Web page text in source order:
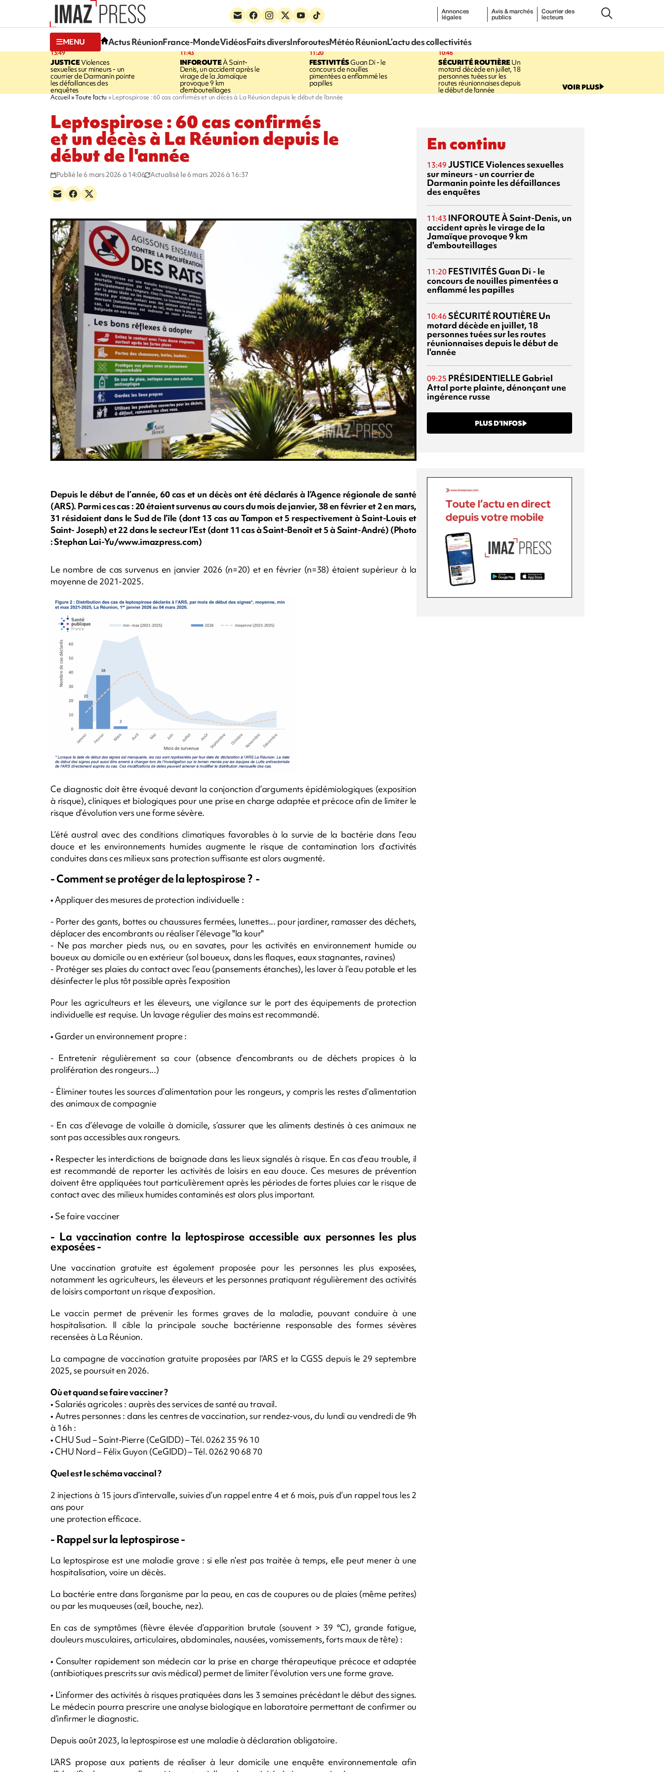
Annonces
légales
Avis & marchés
publics
Courrier des
lecteurs
MENU Actus RéunionFrance-MondeVidéosFaits diversInforoutesMétéo RéunionL’actu des collectivités
13:49
JUSTICEViolences
sexuelles sur mineurs - un
courrier de Darmanin pointe
les défaillances des
enquêtes
11:43
INFOROUTEÀ Saint-
Denis, un accident après le
virage de la Jamaïque
provoque 9 km
d'embouteillages
11:20
FESTIVITÉSGuan Di - le
concours de nouilles
pimentées a enflammé les
papilles
10:46
SÉCURITÉ ROUTIÈREUn
motard décède en juillet, 18
personnes tuées sur les
routes réunionnaises depuis
le début de l'année VOIR PLUS
Accueil Toute l'actu Leptospirose : 60 cas confirmés et un décès à La Réunion depuis le début de l'année
Leptospirose : 60 cas confirmés
et un décès à La Réunion depuis le
début de l'année
Publié le 6 mars 2026 à 14:06 Actualisé le 6 mars 2026 à 16:37
Depuis le début de l’année, 60 cas et un décès ont été déclarés à l’Agence régionale de santé
(ARS). Parmi ces cas : 20 étaient survenus au cours du mois de janvier, 38 en février et 2 en mars,
31 résidaient dans le Sud de l’île (dont 13 cas au Tampon et 5 respectivement à Saint-Louis et
Saint- Joseph) et 22 dans le secteur l’Est (dont 11 cas à Saint-Benoît et 5 à Saint-André) (Photo
: Stephan Lai-Yu/www.imazpress.com)
Le nombre de cas survenus en janvier 2026 (n=20) et en février (n=38) étaient supérieur à la
moyenne de 2021-2025.
Ce diagnostic doit être évoqué devant la conjonction d’arguments épidémiologiques (exposition
à risque), cliniques et biologiques pour une prise en charge adaptée et précoce afin de limiter le
risque d’évolution vers une forme sévère.
L’été austral avec des conditions climatiques favorables à la survie de la bactérie dans l’eau
douce et les environnements humides augmente le risque de contamination lors d’activités
conduites dans ces milieux sans protection suffisante est alors augmenté.
- Comment se protéger de la leptospirose ? -
• Appliquer des mesures de protection individuelle :
- Porter des gants, bottes ou chaussures fermées, lunettes... pour jardiner, ramasser des déchets,
déplacer des encombrants ou réaliser l’élevage "la kour"
- Ne pas marcher pieds nus, ou en savates, pour les activités en environnement humide ou
boueux au domicile ou en extérieur (sol boueux, dans les flaques, eaux stagnantes, ravines)
- Protéger ses plaies du contact avec l’eau (pansements étanches), les laver à l’eau potable et les
désinfecter le plus tôt possible après l’exposition
Pour les agriculteurs et les éleveurs, une vigilance sur le port des équipements de protection
individuelle est requise. Un lavage régulier des mains est recommandé.
• Garder un environnement propre :
- Entretenir régulièrement sa cour (absence d’encombrants ou de déchets propices à la
prolifération des rongeurs...)
- Éliminer toutes les sources d’alimentation pour les rongeurs, y compris les restes d’alimentation
des animaux de compagnie
- En cas d’élevage de volaille à domicile, s’assurer que les aliments destinés à ces animaux ne
sont pas accessibles aux rongeurs.
• Respecter les interdictions de baignade dans les lieux signalés à risque. En cas d’eau trouble, il
est recommandé de reporter les activités de loisirs en eau douce. Ces mesures de prévention
doivent être appliquées tout particulièrement après les périodes de fortes pluies car le risque de
contact avec des milieux humides contaminés est alors plus important.
• Se faire vacciner
- La vaccination contre la leptospirose accessible aux personnes les plus
exposées -
Une vaccination gratuite est également proposée pour les personnes les plus exposées,
notamment les agriculteurs, les éleveurs et les personnes pratiquant régulièrement des activités
de loisirs comportant un risque d’exposition.
Le vaccin permet de prévenir les formes graves de la maladie, pouvant conduire à une
hospitalisation. Il cible la principale souche bactérienne responsable des formes sévères
recensées à La Réunion.
La campagne de vaccination gratuite proposées par l’ARS et la CGSS depuis le 29 septembre
2025, se poursuit en 2026.
Où et quand se faire vacciner ?
• Salariés agricoles : auprès des services de santé au travail.
• Autres personnes : dans les centres de vaccination, sur rendez-vous, du lundi au vendredi de 9h
à 16h :
• CHU Sud – Saint-Pierre (CeGIDD) – Tél. 0262 35 96 10
• CHU Nord – Félix Guyon (CeGIDD) – Tél. 0262 90 68 70
Quel est le schéma vaccinal ?
2 injections à 15 jours d’intervalle, suivies d’un rappel entre 4 et 6 mois, puis d’un rappel tous les 2
ans pour
une protection efficace.
- Rappel sur la leptospirose -
La leptospirose est une maladie grave : si elle n’est pas traitée à temps, elle peut mener à une
hospitalisation, voire un décès.
La bactérie entre dans l’organisme par la peau, en cas de coupures ou de plaies (même petites)
ou par les muqueuses (œil, bouche, nez).
En cas de symptômes (fièvre élevée d’apparition brutale (souvent > 39 °C), grande fatigue,
douleurs musculaires, articulaires, abdominales, nausées, vomissements, forts maux de tête) :
• Consulter rapidement son médecin car la prise en charge thérapeutique précoce et adaptée
(antibiotiques prescrits sur avis médical) permet de limiter l’évolution vers une forme grave.
• L’informer des activités à risques pratiquées dans les 3 semaines précédant le début des signes.
Le médecin pourra prescrire une analyse biologique en laboratoire permettant de confirmer ou
d’infirmer le diagnostic.
Depuis août 2023, la leptospirose est une maladie à déclaration obligatoire.
L’ARS propose aux patients de réaliser à leur domicile une enquête environnementale afin
En continu
13:49 JUSTICEViolences sexuelles
sur mineurs - un courrier de
Darmanin pointe les défaillances
des enquêtes
11:43 INFOROUTEÀ Saint-Denis, un
accident après le virage de la
Jamaïque provoque 9 km
d'embouteillages
11:20 FESTIVITÉSGuan Di - le
concours de nouilles pimentées a
enflammé les papilles
10:46 SÉCURITÉ ROUTIÈRE Un
motard décède en juillet, 18
personnes tuées sur les routes
réunionnaises depuis le début de
l'année
09:25 PRÉSIDENTIELLEGabriel
Attal porte plainte, dénonçant une
ingérence russe
PLUS D’INFOS